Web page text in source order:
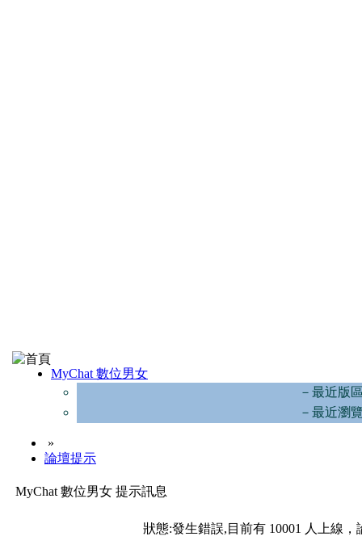
MyChat 數位男女
－最近版
－最近瀏
»
論壇提示
MyChat 數位男女 提示訊息
狀態:發生錯誤,目前有 10001 人上線